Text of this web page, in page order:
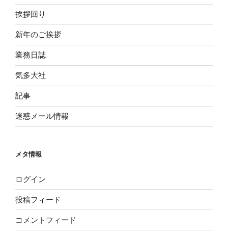
挨拶回り
新年のご挨拶
業務日誌
気多大社
記事
迷惑メール情報
メタ情報
ログイン
投稿フィード
コメントフィード